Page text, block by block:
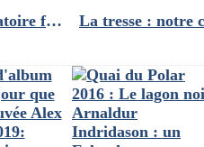
Les gros patinent bien / la jubilatoire farce "cartonesque" à voir aux Célestins